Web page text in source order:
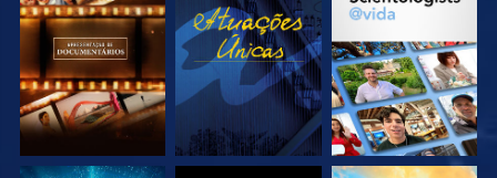
EXPLORE A SÉRIE VEJA EXPLORE A SÉRIE